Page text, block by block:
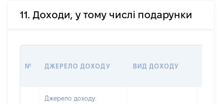
11. Доходи, у тому числі подарунки
№ ДЖЕРЕЛО ДОХОДУ ВИД ДОХОДУ
Джерело доходу: